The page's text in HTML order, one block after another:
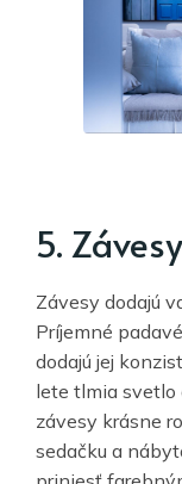
5.
Závesy dodajú
Príjemné
dodajú jej
lete tlmia svetlo
závesy krásne
sedačku a